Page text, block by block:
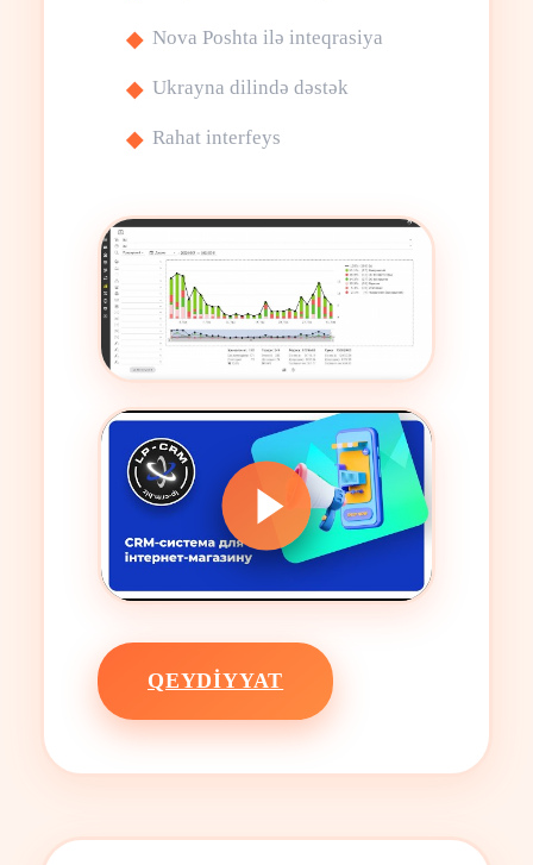
Nova Poshta ilə inteqrasiya
Ukrayna dilində dəstək
Rahat interfeys
QEYDIYYAT